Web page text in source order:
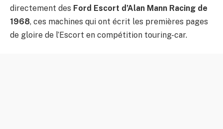
directement des Ford Escort d’Alan Mann Racing de
1968, ces machines qui ont écrit les premières pages
de gloire de l’Escort en compétition touring-car.